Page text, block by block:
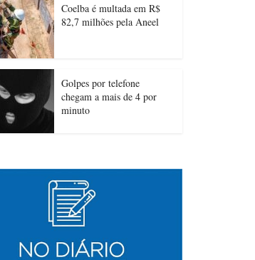
Coelba é multada em R$
82,7 milhões pela Aneel
Golpes por telefone
chegam a mais de 4 por
minuto